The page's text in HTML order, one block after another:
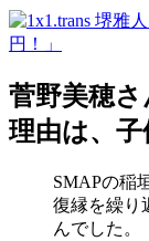
菅野美穂
理由は、
SMAPの稲
復縁を繰り
んでした。